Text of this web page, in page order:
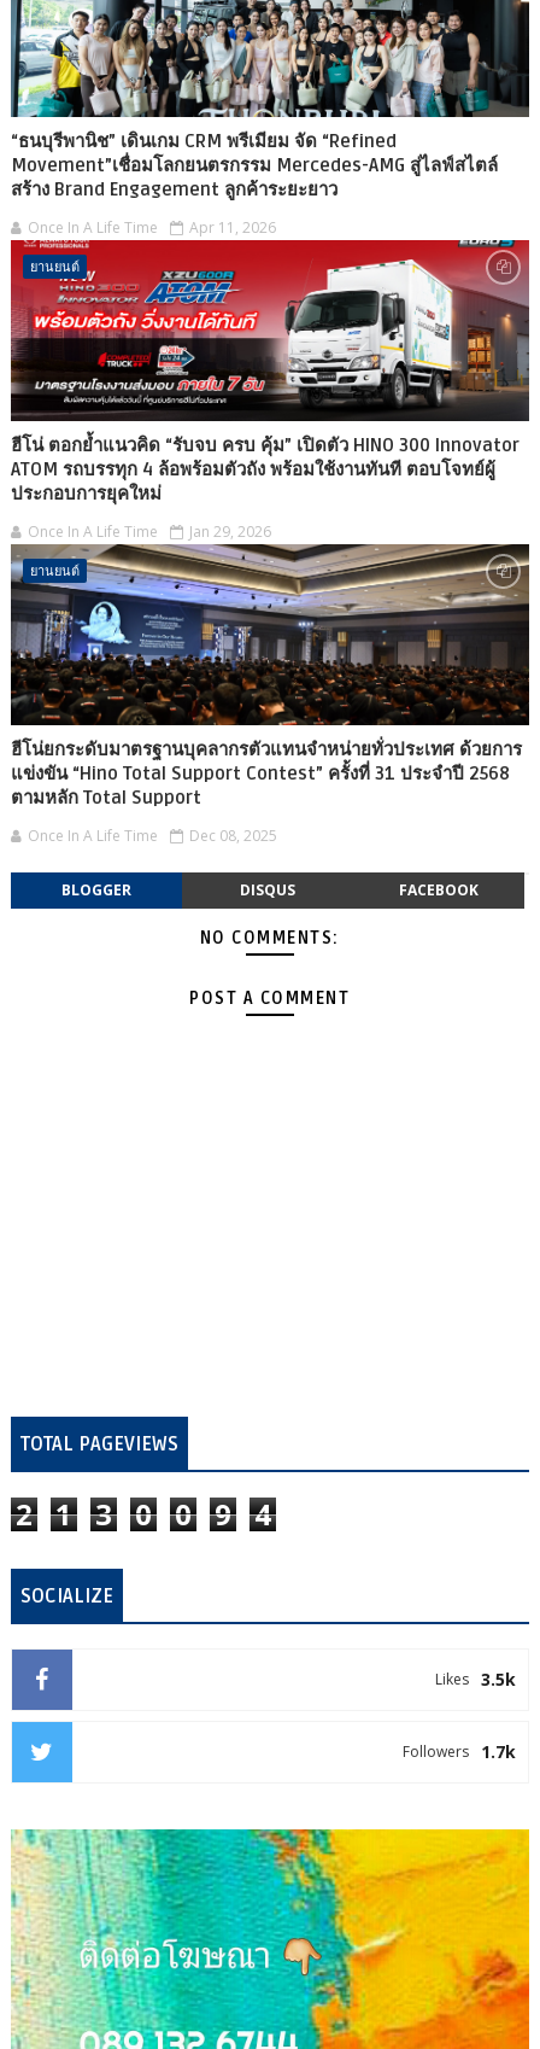
“ธนบุรีพานิช” เดินเกม CRM พรีเมียม จัด “Refined
Movement”เชื่อมโลกยนตรกรรม Mercedes-AMG สู่ไลฟ์สไตล์
สร้าง Brand Engagement ลูกค้าระยะยาว
Once In A Life Time Apr 11, 2026
ยานยนต์
ฮีโน่ ตอกย้ำแนวคิด “รับจบ ครบ คุ้ม” เปิดตัว HINO 300 Innovator
ATOM รถบรรทุก 4 ล้อพร้อมตัวถัง พร้อมใช้งานทันที ตอบโจทย์ผู้
ประกอบการยุคใหม่
Once In A Life Time Jan 29, 2026
ยานยนต์
ฮีโน่ยกระดับมาตรฐานบุคลากรตัวแทนจำหน่ายทั่วประเทศ ด้วยการ
แข่งขัน “Hino Total Support Contest” ครั้งที่ 31 ประจำปี 2568
ตามหลัก Total Support
Once In A Life Time Dec 08, 2025
BLOGGER DISQUS FACEBOOK
NO COMMENTS:
POST A COMMENT
TOTAL PAGEVIEWS
2 1 3 0 0 9 4
SOCIALIZE
3.5k
Likes
1.7k
Followers